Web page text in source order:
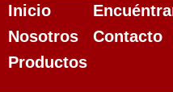
Inicio
Nosotros
Productos
Contacto